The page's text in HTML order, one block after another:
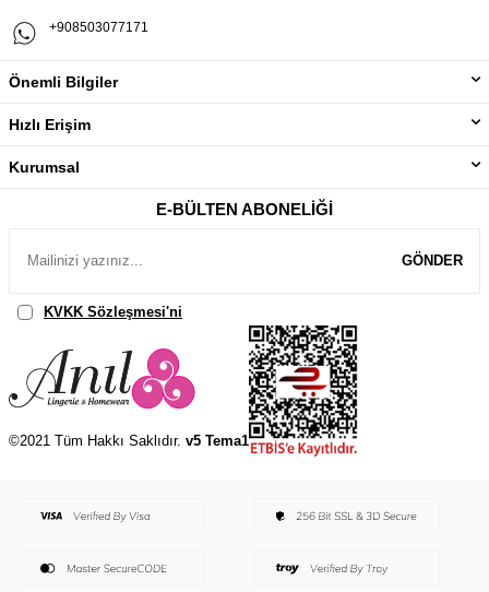
+908503077171
Önemli Bilgiler
Hızlı Erişim
Kurumsal
E-BÜLTEN ABONELIĞI
GÖNDER
KVKK Sözleşmesi'ni
©2021 Tüm Hakkı Saklıdır. v5 Tema1